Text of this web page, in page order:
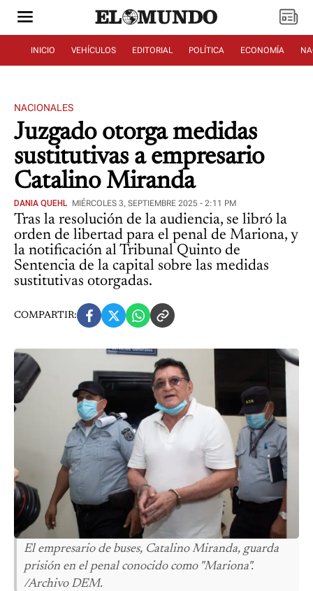
INICIO VEHÍCULOS EDITORIAL POLÍTICA ECONOMÍA
NACIONALES
Juzgado otorga medidas
sustitutivas a empresario
Catalino Miranda
DANIA QUEHL MIÉRCOLES 3, SEPTIEMBRE 2025 - 2:11 PM
Tras la resolución de la audiencia, se libró la
orden de libertad para el penal de Mariona, y
la notificación al Tribunal Quinto de
Sentencia de la capital sobre las medidas
sustitutivas otorgadas.
COMPARTIR:
El empresario de buses, Catalino Miranda, guarda
prisión en el penal conocido como "Mariona".
/Archivo DEM.